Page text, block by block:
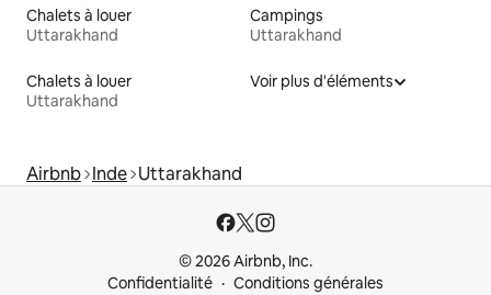
Chalets à louer
Uttarakhand
Campings
Uttarakhand
Chalets à louer
Uttarakhand
Voir plus d'éléments
Airbnb Inde Uttarakhand
© 2026 Airbnb, Inc.
Confidentialité
Conditions générales